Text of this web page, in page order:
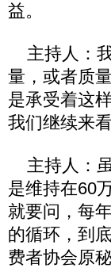
益。
主持人：
量，或者质
是承受着这
我们继续来
主持人：
是维持在60
就要问，每
的循环，到
费者协会原